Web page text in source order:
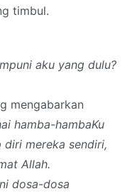
timbul.
aku yang dulu?
mengabarkan
hamba-hambaKu
mereka sendiri,
Allah.
dosa-dosa